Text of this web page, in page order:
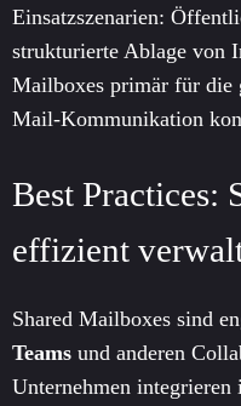
Einsatzszenarien:
strukturierte Ablage von
Mailboxes primär für die
Mail-Kommunikation
Best Practices:
effizient
Shared Mailboxes sind
Teams und anderen
Unternehmen